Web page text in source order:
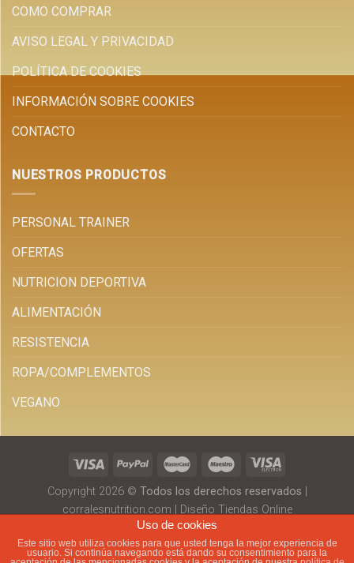
COMO COMPRAR
AVISO LEGAL Y PRIVACIDAD
POLÍTICA DE COOKIES
INFORMACIÓN SOBRE COOKIES
CONTACTO
NUESTROS PRODUCTOS
PERSONAL TRAINER
OFERTAS
NUTRICION DEPORTIVA
ALIMENTACIÓN
RESISTENCIA
ROPA/COMPLEMENTOS
VEGANO
Copyright 2026 © Todos los derechos reservados
corralesnutrition.com
Diseño Tiendas Online
Uso de cookies
Este sitio web utiliza cookies para que usted tenga la mejor experiencia de
usuario. Si continúa navegando está dando su consentimiento para la